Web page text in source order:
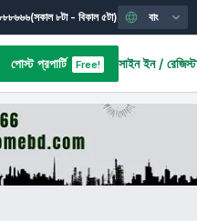
(সকাল ৮টা - বিকাল ৫টা) বাং
পোস্ট প্রপার্টি Free! সাইন ইন /